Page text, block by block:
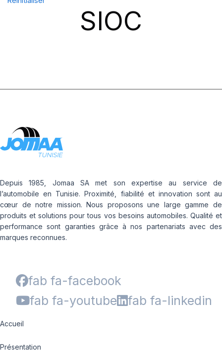
SIOC
Depuis 1985, Jomaa SA met son expertise au service de
l’automobile en Tunisie. Proximité, fiabilité et innovation sont au
cœur de notre mission. Nous proposons une large gamme de
produits et solutions pour tous vos besoins automobiles. Qualité et
performance sont garanties grâce à nos partenariats avec des
marques reconnues.
fab fa-facebook
fab fa-youtube
fab fa-linkedin
Accueil
Présentation